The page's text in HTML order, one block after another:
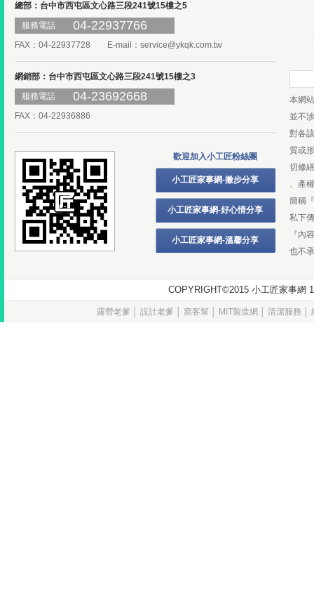
總部：台中市西屯區文心路三段241號15樓之5
服務電話
04-22937766
FAX：04-22937728 E-mail： service@ykqk.com.tw
網銷部：台中市西屯區文心路三段241號15樓之3
服務電話
04-23692668
FAX：04-22936886
歡迎加入小工匠粉絲團
小工匠家事網-撇步分享
小工匠家事網-好心情分享
小工匠家事網-溫馨分享
本網
並不
對各
質或
切修
、產
簡稱
私下
『內
也不
COPYRIGHT©2015 小工匠家事
露營老爹 設計老爹 窩客幫 MIT製造網 清潔服務